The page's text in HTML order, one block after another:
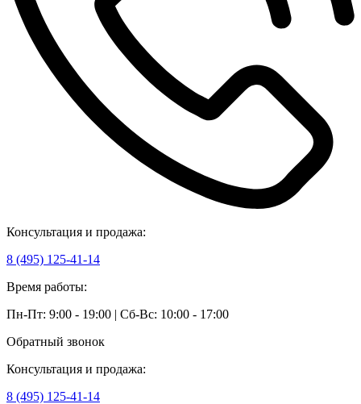
Консультация и продажа:
8 (495) 125-41-14
Время работы:
Пн-Пт: 9:00 - 19:00 | Сб-Вс: 10:00 - 17:00
Обратный звонок
Консультация и продажа:
8 (495) 125-41-14